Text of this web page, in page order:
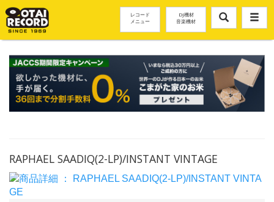
レコード
メニュー
DJ機材
音楽機材
RAPHAEL SAADIQ(2-LP)/INSTANT VINTAGE